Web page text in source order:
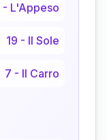
- L'Appeso
19 - Il Sole
7 - Il Carro